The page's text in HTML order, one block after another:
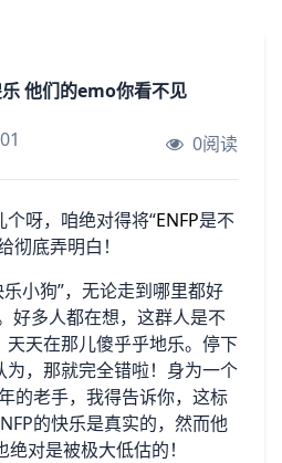
他们的emo你看不见
0阅读
呀，咱绝对得将“ENFP是不
彻底弄明白！
小狗”，无论走到哪里都好
好多人都在想，这群人是不
天天在那儿傻乎乎地乐。停下
，那就完全错啦！身为一个
的老手，我得告诉你，这标
的快乐是真实的，然而他
对是被极大低估的！